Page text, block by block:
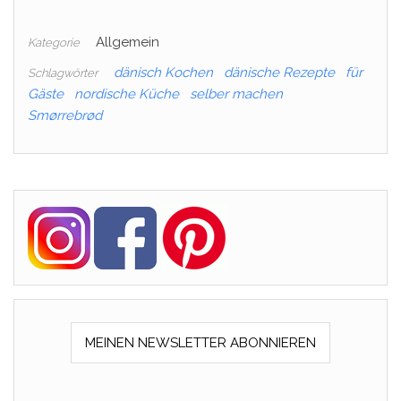
Kategorie Allgemein
Schlagwörter dänisch Kochen dänische Rezepte
für
Gäste
nordische Küche
selber machen
Smørrebrød
MEINEN NEWSLETTER ABONNIEREN